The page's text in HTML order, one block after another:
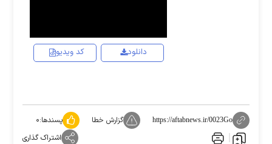
کد ویدیو دانلود
https://aftabnews.ir/0023Go گزارش خطا پسندها:۰
اشتراک گذاری